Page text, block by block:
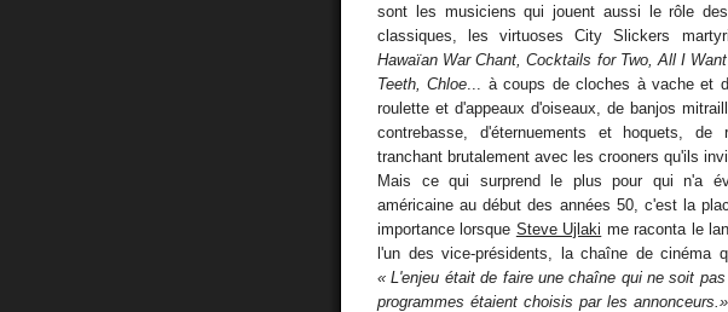
sont les musiciens qui jouent aussi le rôle
classiques, les virtuoses City Slickers
Hawaïan War Chant, Cocktails for Two, All I
Teeth, Chloe ... à coups de cloches à vache et
roulette et d'appeaux d'oiseaux, de banjos
contrebasse, d'éternuements et hoquets,
tranchant brutalement avec les crooners qu'ils
Mais ce qui surprend le plus pour qui n'a
américaine au début des années 50, c'est la
importance lorsque Steve Ujlaki me raconta le
l'un des vice-présidents, la chaîne de cinéma
« L'enjeu était de faire une chaîne qui ne soit
programmes étaient choisis par les annonceurs.»